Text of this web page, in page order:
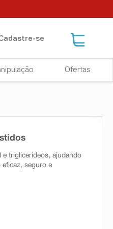
se
Ofertas
triglicerídeos, ajudando
eficaz, seguro e